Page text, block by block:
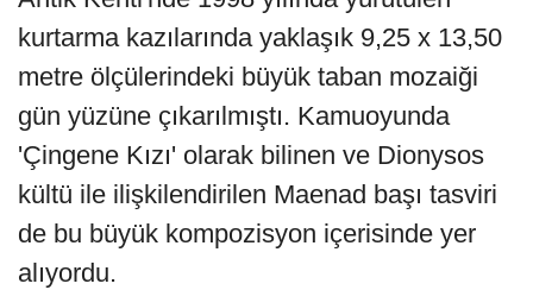
kurtarma kazılarında yaklaşık 9,25 x 13,50
metre ölçülerindeki büyük taban mozaiği
gün yüzüne çıkarılmıştı. Kamuoyunda
'Çingene Kızı' olarak bilinen ve Dionysos
kültü ile ilişkilendirilen Maenad başı tasviri
de bu büyük kompozisyon içerisinde yer
alıyordu.